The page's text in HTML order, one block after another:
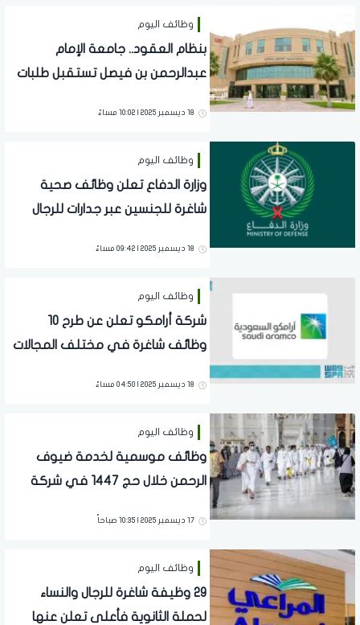
وظائف اليوم
بنظام العقود.. جامعة الإمام
عبدالرحمن بن فيصل تستقبل طلبات
18 ديسمبر 2025 | 10:02 مساءً
وظائف اليوم
وزارة الدفاع تعلن وظائف صحية
شاغرة للجنسين عبر جدارات للرجال
18 ديسمبر 2025 | 09:42 مساءً
وظائف اليوم
شركة أرامكو تعلن عن طرح 10
وظائف شاغرة في مختلف المجالات
18 ديسمبر 2025 | 04:50 مساءً
وظائف اليوم
وظائف موسمية لخدمة ضيوف
الرحمن خلال حج 1447 في شركة
17 ديسمبر 2025 | 10:35 صباحاً
وظائف اليوم
29 وظيفة شاغرة للرجال والنساء
لحملة الثانوية فأعلى تعلن عنها